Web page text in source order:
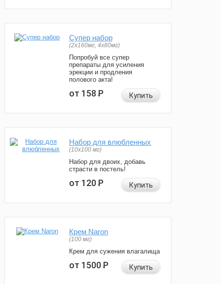
Супер набор
(2х160мг, 4х80мг)
Попробуй все супер
препараты для усиления
эрекции и продления
полового акта!
от 158Р Купить
Набор для влюбленных
(10х100 мг)
Набор для двоих, добавь
страсти в постель!
от 120Р Купить
Крем Naron
(100 мг)
Крем для сужения влагалища
от 1500Р Купить